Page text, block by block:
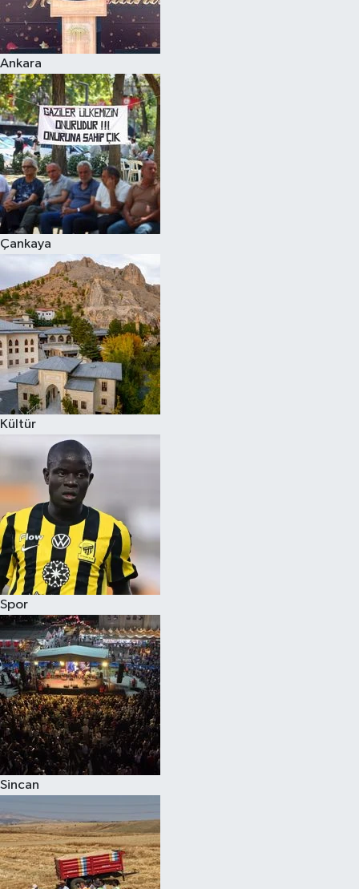
Ankara
Çankaya
Kültür
Spor
Sincan